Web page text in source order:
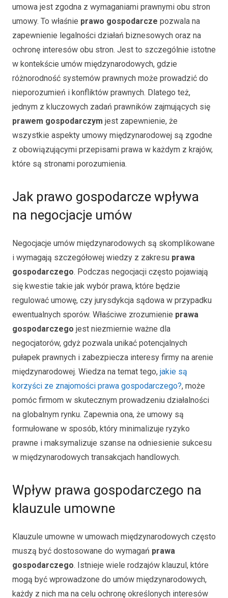
umowa jest zgodna z wymaganiami prawnymi obu stron
umowy. To właśnie prawo gospodarcze pozwala na
zapewnienie legalności działań biznesowych oraz na
ochronę interesów obu stron. Jest to szczególnie istotne
w kontekście umów międzynarodowych, gdzie
różnorodność systemów prawnych może prowadzić do
nieporozumień i konfliktów prawnych. Dlatego też,
jednym z kluczowych zadań prawników zajmujących się
prawem gospodarczym jest zapewnienie, że
wszystkie aspekty umowy międzynarodowej są zgodne
z obowiązującymi przepisami prawa w każdym z krajów,
które są stronami porozumienia.
Jak prawo gospodarcze wpływa
na negocjacje umów
Negocjacje umów międzynarodowych są skomplikowane
i wymagają szczegółowej wiedzy z zakresu prawa
gospodarczego. Podczas negocjacji często pojawiają
się kwestie takie jak wybór prawa, które będzie
regulować umowę, czy jurysdykcja sądowa w przypadku
ewentualnych sporów. Właściwe zrozumienie prawa
gospodarczego jest niezmiernie ważne dla
negocjatorów, gdyż pozwala unikać potencjalnych
pułapek prawnych i zabezpiecza interesy firmy na arenie
międzynarodowej. Wiedza na temat tego, jakie są
korzyści ze znajomości prawa gospodarczego?, może
pomóc firmom w skutecznym prowadzeniu działalności
na globalnym rynku. Zapewnia ona, że umowy są
formułowane w sposób, który minimalizuje ryzyko
prawne i maksymalizuje szanse na odniesienie sukcesu
w międzynarodowych transakcjach handlowych.
Wpływ prawa gospodarczego na
klauzule umowne
Klauzule umowne w umowach międzynarodowych często
muszą być dostosowane do wymagań prawa
gospodarczego. Istnieje wiele rodzajów klauzul, które
mogą być wprowadzone do umów międzynarodowych,
każdy z nich ma na celu ochronę określonych interesów